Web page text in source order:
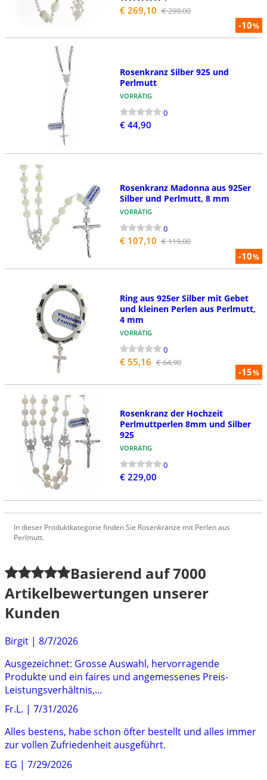
-10%
€ 269,10 € 299,00
Rosenkranz Silber 925 und
Perlmutt
VORRÄTIG
0
€ 44,90
-10%
Rosenkranz Madonna aus 925er
Silber und Perlmutt, 8 mm
VORRÄTIG
0
€ 107,10 € 119,00
-15%
Ring aus 925er Silber mit Gebet
und kleinen Perlen aus Perlmutt,
4 mm
VORRÄTIG
0
€ 55,16 € 64,90
Rosenkranz der Hochzeit
Perlmuttperlen 8mm und Silber
925
VORRÄTIG
0
€ 229,00
In dieser Produktkategorie finden Sie Rosenkränze mit Perlen aus
Perlmutt.
Basierend auf7000
Artikelbewertungen unserer
Kunden
Birgit | 8/7/2026
Ausgezeichnet: Grosse Auswahl, hervorragende
Produkte und ein faires und angemessenes Preis-
Leistungsverhältnis,...
Fr.L. | 7/31/2026
Alles bestens, habe schon öfter bestellt und alles immer
zur vollen Zufriedenheit ausgeführt.
EG | 7/29/2026